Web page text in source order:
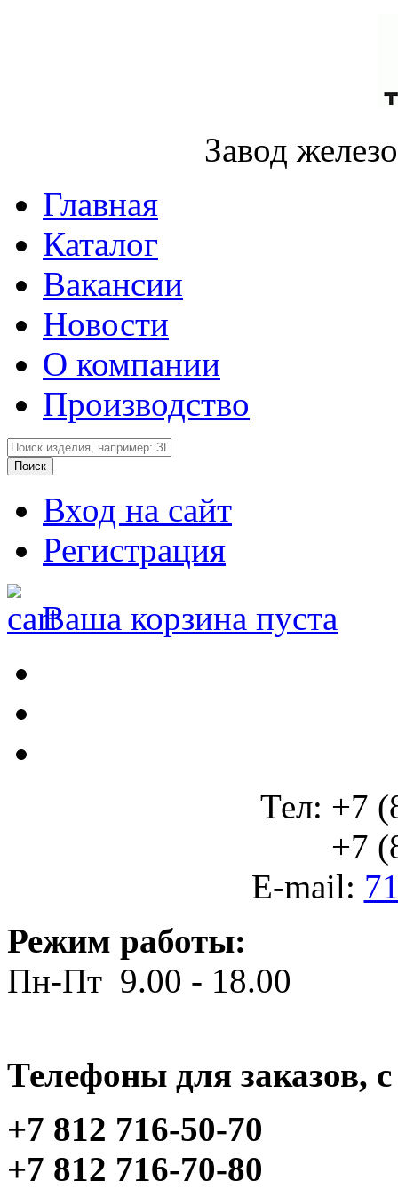
Завод
Главная
Каталог
Вакансии
Новости
О компании
Производство
Вход на сайт
Регистрация
Ваша корзина пуста
Тел: +7
+7
E-mail:
Режим работы:
Пн-Пт 9.00 - 18.00
Телефоны для заказов,
+7 812 716-50-70
+7 812 716-70-80